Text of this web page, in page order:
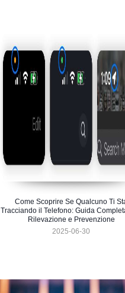
Come Scoprire Se Qualcuno Ti
Tracciando il Telefono: Guida
Rilevazione e Prevenzione
2025-06-30